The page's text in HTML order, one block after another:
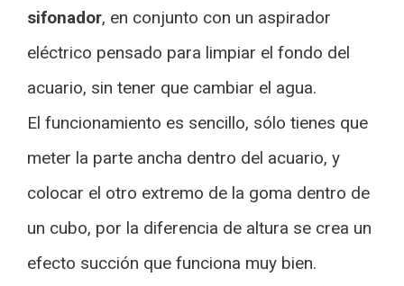
sifonador, en conjunto con un aspirador
eléctrico pensado para limpiar el fondo del
acuario, sin tener que cambiar el agua.
El funcionamiento es sencillo, sólo tienes que
meter la parte ancha dentro del acuario, y
colocar el otro extremo de la goma dentro de
un cubo, por la diferencia de altura se crea un
efecto succión que funciona muy bien.